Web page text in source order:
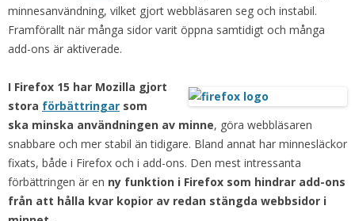
minnesanvändning, vilket gjort webbläsaren seg och instabil.
Framförallt när många sidor varit öppna samtidigt och många
add-ons är aktiverade.
I Firefox 15 har Mozilla gjort
stora förbättringar som
ska minska användningen av minne, göra webbläsaren
snabbare och mer stabil än tidigare. Bland annat har minnesläckor
fixats, både i Firefox och i add-ons. Den mest intressanta
förbättringen är en ny funktion i Firefox som hindrar add-ons
från att hålla kvar kopior av redan stängda webbsidor i